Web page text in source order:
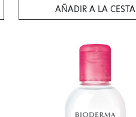
AÑADIR A LA CESTA